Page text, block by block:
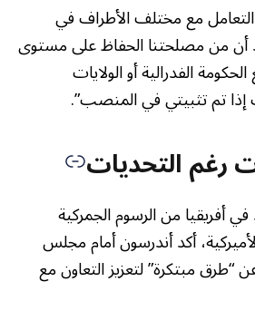
التعامل مع مختلف الأطراف في
أن من مصلحتنا الحفاظ على مستوى
الفدرالية أو الولايات
تم تثبيتي في المنصب”.
أفريقيا من الرسوم الجمركية
أكد أندرسون أمام مجلس
مبتكرة” لتعزيز التعاون مع